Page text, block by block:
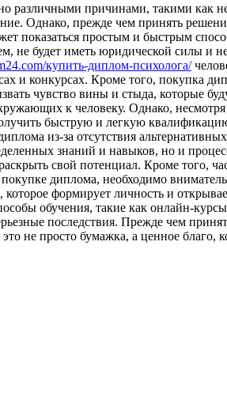
различными причинами, такими как
Однако, прежде чем принять
показаться простым и быстрым
не будет иметь юридической силы и
купить-диплом-психолога/
и конкурсах. Кроме того, покупка
чувство вины и стыда, которые
к человеку. Однако,
быструю и легкую
из-за отсутствия
знаний и навыков, но и
свой потенциал. Кроме того,
диплома, необходимо
формирует личность и
обучения, такие как онлайн-
последствия. Прежде чем
не просто бумажка, а ценное благо,